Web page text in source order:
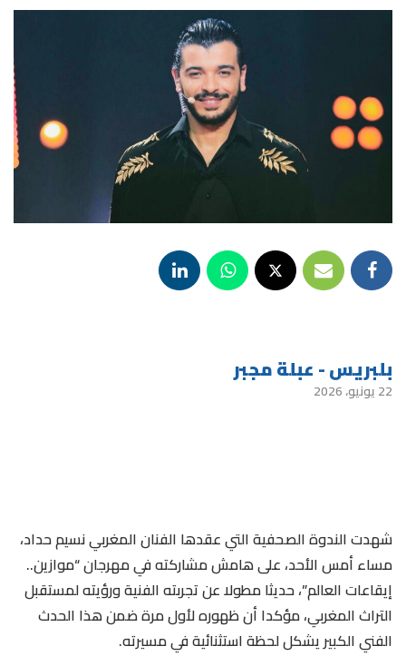
بلبريس - عبلة مجبر
22 يونيو، 2026
شهدت الندوة الصحفية التي عقدها الفنان المغربي نسيم حداد،
مساء أمس الأحد، على هامش مشاركته في مهرجان “موازين..
إيقاعات العالم”، حديثا مطولا عن تجربته الفنية ورؤيته لمستقبل
التراث المغربي، مؤكدا أن ظهوره لأول مرة ضمن هذا الحدث
الفني الكبير يشكل لحظة استثنائية في مسيرته.